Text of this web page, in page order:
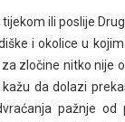
ili poslije
i okolice u
zločine nitko nije
da dolazi
pažnje